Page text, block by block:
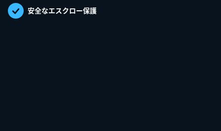
安全なエスクロー保護